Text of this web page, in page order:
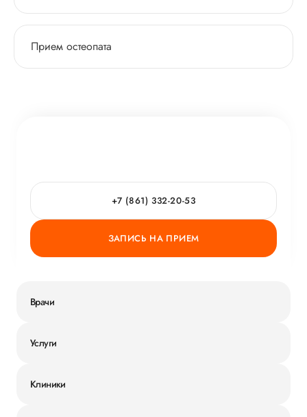
Прием остеопата
+7 (861) 332-20-53
ЗАПИСЬ НА ПРИЕМ
Врачи
Услуги
Клиники